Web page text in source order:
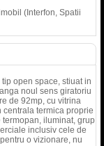
(Interfon, Spatii
open space, stiuat in
noul sens giratoriu
de 92mp, cu vitrina
termica proprie
iluminat, grup
inclusiv cele de
o vizionare, nu